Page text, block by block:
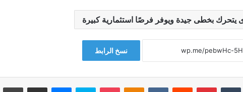
يتحرك بخطى جيدة ويوفر فرصًا استثمارية كبيرة
نسخ الرابط
لينكدإن بينتيريست سكايب